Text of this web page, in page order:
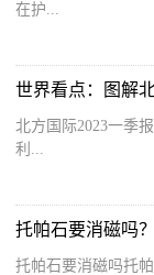
在护...
北方国际2023一季
利...
托帕石要消磁吗
托帕石要消磁吗托